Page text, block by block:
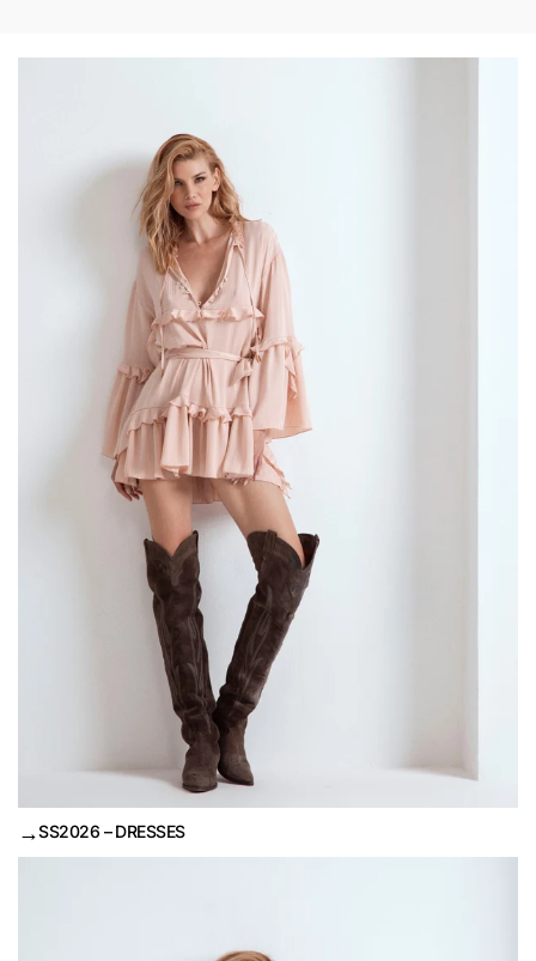
→SS2026 – DRESSES